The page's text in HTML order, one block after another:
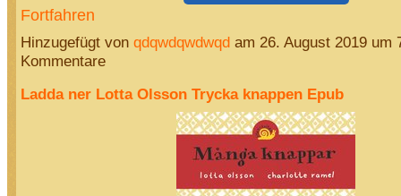
Fortfahren
Hinzugefügt von qdqwdqwdwqdam 26. August 2019 um
Kommentare
Ladda ner Lotta Olsson Trycka knappen Epub